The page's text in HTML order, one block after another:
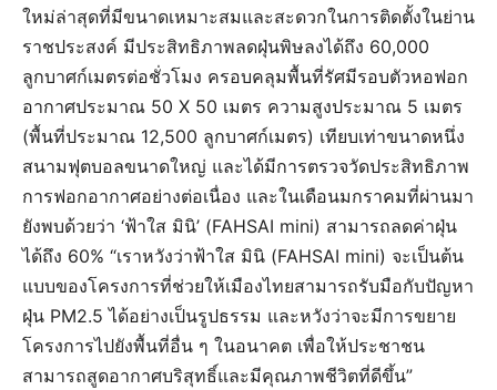
ใหม่ล่าสุดที่มีขนาดเหมาะสมและสะดวกในการติดตั้งในย่าน
ราชประสงค์ มีประสิทธิภาพลดฝุ่นพิษลงได้ถึง 60,000
ลูกบาศก์เมตรต่อชั่วโมง ครอบคลุมพื้นที่รัศมีรอบตัวหอฟอก
อากาศประมาณ 50 X 50 เมตร ความสูงประมาณ 5 เมตร
(พื้นที่ประมาณ 12,500 ลูกบาศก์เมตร) เทียบเท่าขนาดหนึ่ง
สนามฟุตบอลขนาดใหญ่ และได้มีการตรวจวัดประสิทธิภาพ
การฟอกอากาศอย่างต่อเนื่อง และในเดือนมกราคมที่ผ่านมา
ยังพบด้วยว่า ‘ฟ้าใส มินิ’ (FAHSAI mini) สามารถลดค่าฝุ่น
ได้ถึง 60% “เราหวังว่าฟ้าใส มินิ (FAHSAI mini) จะเป็นต้น
แบบของโครงการที่ช่วยให้เมืองไทยสามารถรับมือกับปัญหา
ฝุ่น PM2.5 ได้อย่างเป็นรูปธรรม และหวังว่าจะมีการขยาย
โครงการไปยังพื้นที่อื่น ๆ ในอนาคต เพื่อให้ประชาชน
สามารถสูดอากาศบริสุทธิ์และมีคุณภาพชีวิตที่ดีขึ้น”